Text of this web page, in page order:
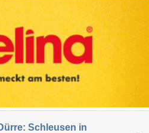
Schleusen in